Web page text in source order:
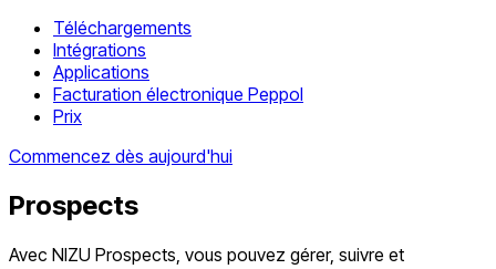
Téléchargements
Intégrations
Applications
Facturation électronique Peppol
Prix
Commencez dès aujourd'hui
Prospects
Avec NIZU Prospects, vous pouvez gérer, suivre et